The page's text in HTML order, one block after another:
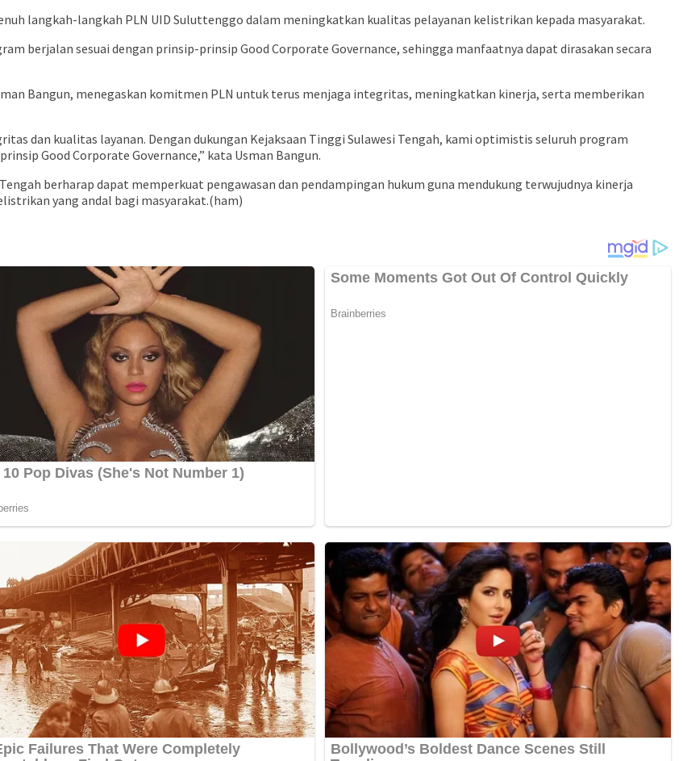
langkah-langkah PLN UID Suluttenggo dalam meningkatkan kualitas pelayanan kelistrikan kepada masyarakat.
berjalan sesuai dengan prinsip-prinsip Good Corporate Governance, sehingga manfaatnya dapat dirasakan secara
Bangun, menegaskan komitmen PLN untuk terus menjaga integritas, meningkatkan kinerja, serta memberikan
dan kualitas layanan. Dengan dukungan Kejaksaan Tinggi Sulawesi Tengah, kami optimistis seluruh program
Good Corporate Governance,” kata Usman Bangun.
berharap dapat memperkuat pengawasan dan pendampingan hukum guna mendukung terwujudnya kinerja
yang andal bagi masyarakat.(ham)